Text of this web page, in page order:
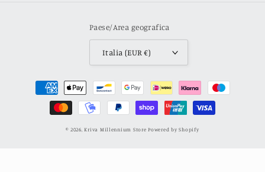
Paese/Area geografica
Italia (EUR €)
Metodi
pagamento
© 2026,Kriva Millennium Store Powered by Shopify